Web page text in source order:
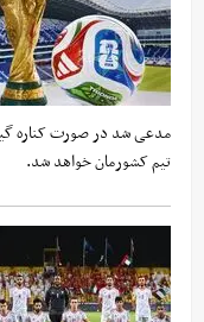
مدعی شد در صورت کناره
تیم کشورمان خواهد شد.